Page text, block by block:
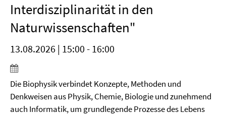
Interdisziplinarität in den
Naturwissenschaften"
13.08.2026 | 15:00 - 16:00
Die Biophysik verbindet Konzepte, Methoden und
Denkweisen aus Physik, Chemie, Biologie und zunehmend
auch Informatik, um grundlegende Prozesse des Lebens